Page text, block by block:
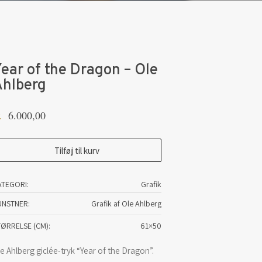
of the Dragon – Ole
6.000,00
Tilføj til kurv
Grafik
Grafik af Ole Ahlberg
(CM) 61×50
Ahlberg giclée-tryk “Year of the Dragon”.